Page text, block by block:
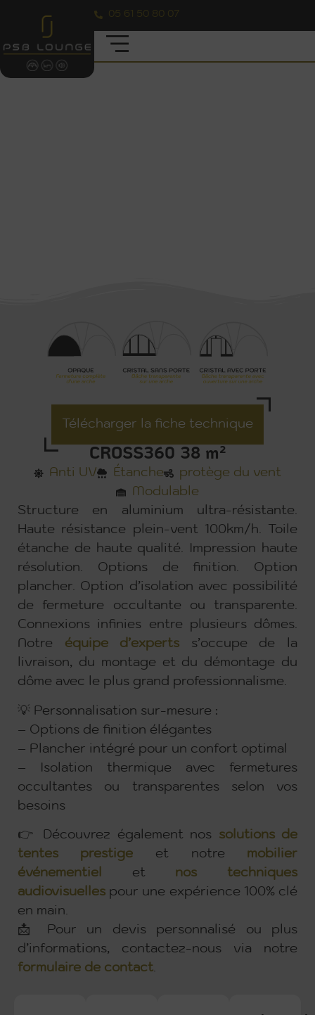
05 61 50 80 07
Télécharger la fiche technique
CROSS360 38 m²
Anti UV Étanche
protège du vent
Modulable
Structure en aluminium ultra-résistante.
Haute résistance plein-vent 100km/h. Toile
étanche de haute qualité. Impression haute
résolution. Options de finition. Option
plancher. Option d’isolation avec possibilité
de fermeture occultante ou transparente.
Connexions infinies entre plusieurs dômes.
Notre équipe d’experts s’occupe de la
livraison, du montage et du démontage du
dôme avec le plus grand professionnalisme.
💡 Personnalisation sur-mesure :
– Options de finition élégantes
– Plancher intégré pour un confort optimal
– Isolation thermique avec fermetures
occultantes ou transparentes selon vos
besoins
👉 Découvrez également nos solutions de
tentes prestige et notre mobilier
événementiel
et nos techniques
audiovisuellespour une expérience 100% clé
en main.
📩 Pour un devis personnalisé ou plus
d’informations, contactez-nous via notre
formulaire de contact.